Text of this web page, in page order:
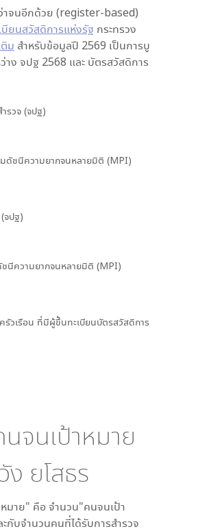
าจนอีกด้วย (register-based)
ยนสวัสดิการแห่งรัฐ กระทรวง
ม สำหรับข้อมูลปี 2569 เป็นการบู
าง จปฐ 2568 และ บัตรสวัสดิการ
รวจ (จปฐ)
ดัชนีความยากจนหลายมิติ (MPI)
จปฐ)
นีความยากจนหลายมิติ (MPI)
รัวเรือน ที่มีผู้ขึ้นทะเบียนบัตรสวัสดิการ
จนเป้าหมาย
ง ยโสธร
มาย" คือ จำนวน"คนจนเป้า
กับจำนวนคนที่ได้รับการสำรวจ